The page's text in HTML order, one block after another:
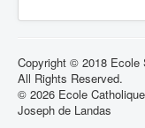
Copyright © 2018 Ecole
All Rights Reserved.
© 2026 Ecole
Joseph de Landas